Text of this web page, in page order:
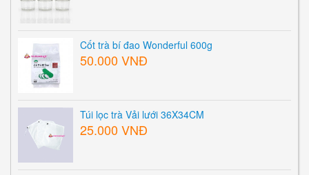
Cốt trà bí đao Wonderful 600g
50.000 VNĐ
Túi lọc trà Vải lưới 36X34CM
25.000 VNĐ